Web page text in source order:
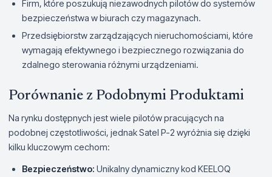
Firm, które poszukują niezawodnych pilotów do systemów
bezpieczeństwa w biurach czy magazynach.
Przedsiębiorstw zarządzających nieruchomościami, które
wymagają efektywnego i bezpiecznego rozwiązania do
zdalnego sterowania różnymi urządzeniami.
Porównanie z Podobnymi Produktami
Na rynku dostępnych jest wiele pilotów pracujących na
podobnej częstotliwości, jednak Satel P-2 wyróżnia się dzięki
kilku kluczowym cechom:
Bezpieczeństwo: Unikalny dynamiczny kod KEELOQ